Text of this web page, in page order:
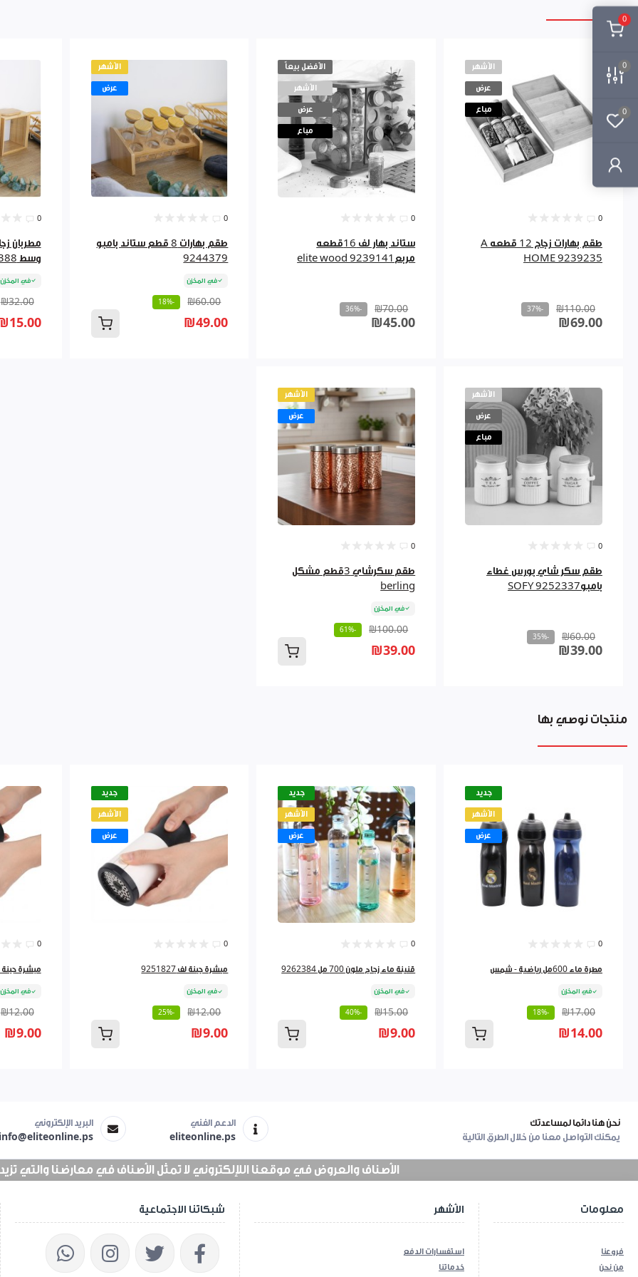
0
0
0
الأشهر
عرض
مباع
0
طقم بهارات زجاج 12 قطعه A
HOME 9239235
₪110.00
-37%
₪69.00
الأفضل بيعاً
الأشهر
عرض
مباع
0
ستاند بهار لف 16قطعه
مربعelite wood 9239141
₪70.00
-36%
₪45.00
الأشهر
عرض
0
طقم بهارات 8 قطع ستاند بامبو
9244379
في المخزن
₪60.00
-18%
₪49.00
0
مطربان
وسط 9244388
في المخزن
₪32.00
₪15.00
الأشهر
عرض
مباع
0
طقم سكر شاي بورس غطاء
بامبو9252337 SOFY
₪60.00
-35%
₪39.00
الأشهر
عرض
0
طقم سكرشاي 3قطع مشكل
berling
في المخزن
₪100.00
-61%
₪39.00
منتجات نوصي بها
جديد
الأشهر
عرض
0
مطرة ماء 600مل رياضية - شمس
في المخزن
₪17.00
-18%
₪14.00
جديد
الأشهر
عرض
0
قنينة ماء زجاج ملون 700 مل 9262384
في المخزن
₪15.00
-40%
₪9.00
جديد
الأشهر
عرض
0
مبشرة جبنة لف 9251827
في المخزن
₪12.00
-25%
₪9.00
0
مبشرة جبنة لف
في المخزن
₪12.00
₪9.00
نحن هنا دائما لمساعدتك
يمكنك التواصل معنا من خلال الطرق التالية
الدعم الفني
eliteonline.ps
البريد الإلكتروني
info@eliteonline.ps
الأصناف والعروض في موقعنا اللإلكتروني لا تمثل الأصناف في معارضنا والتي تزيد عن 25 الف
شبكاتنا الاجتماعية الأشهر
استفسارات الدفع
خدماتنا
معلومات
فروعنا
من نحن